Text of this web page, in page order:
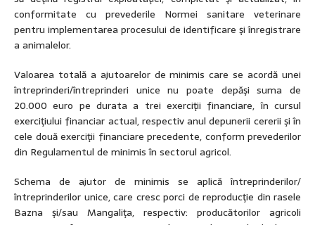
conformitate cu prevederile Normei sanitare veterinare
pentru implementarea procesului de identificare şi înregistrare
a animalelor.
Valoarea totală a ajutoarelor de minimis care se acordă unei
întreprinderi/întreprinderi unice nu poate depăşi suma de
20.000 euro pe durata a trei exerciţii financiare, în cursul
exerciţiului financiar actual, respectiv anul depunerii cererii şi în
cele două exerciţii financiare precedente, conform prevederilor
din Regulamentul de minimis în sectorul agricol.
Schema de ajutor de minimis se aplică întreprinderilor/
întreprinderilor unice, care cresc porci de reproducţie din rasele
Bazna şi/sau Mangaliţa, respectiv: producătorilor agricoli